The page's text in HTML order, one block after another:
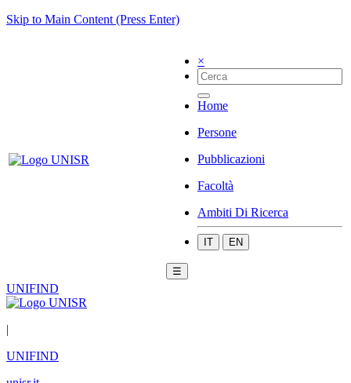
Skip to Main Content (Press Enter)
×
Home
Persone
Pubblicazioni
Facoltà
Ambiti Di Ricerca
IT EN
☰
UNIFIND
|
UNIFIND